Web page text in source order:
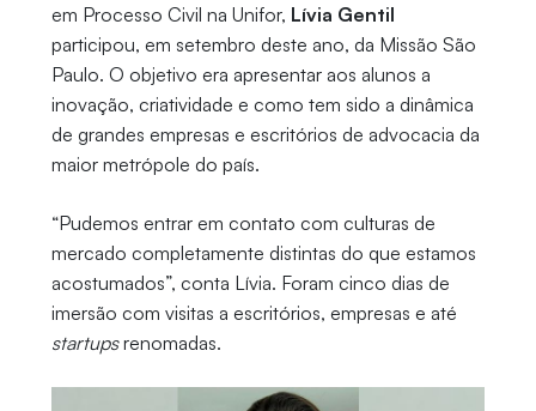
em Processo Civil na Unifor, Lívia Gentil
participou, em setembro deste ano, da Missão São
Paulo. O objetivo era apresentar aos alunos a
inovação, criatividade e como tem sido a dinâmica
de grandes empresas e escritórios de advocacia da
maior metrópole do país.
“Pudemos entrar em contato com culturas de
mercado completamente distintas do que estamos
acostumados”, conta Lívia. Foram cinco dias de
imersão com visitas a escritórios, empresas e até
startupsrenomadas.